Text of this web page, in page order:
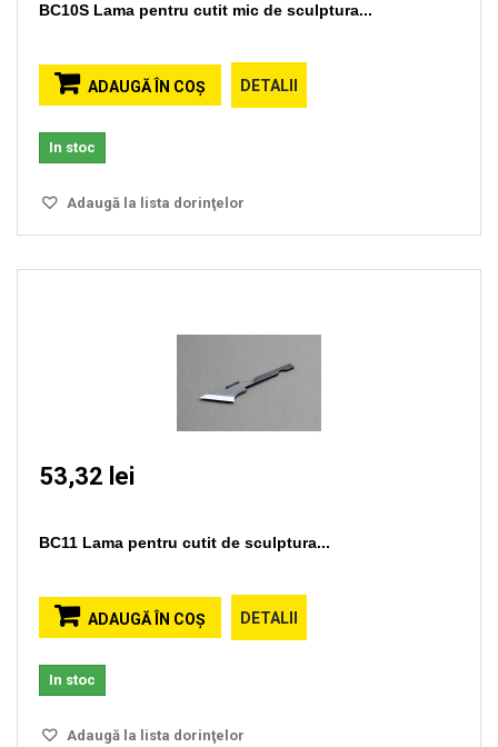
BC10S Lama pentru cutit mic de sculptura...
ADAUGĂ ÎN COŞ DETALII
In stoc
Adaugă la lista dorinţelor
53,32 lei
BC11 Lama pentru cutit de sculptura...
ADAUGĂ ÎN COŞ DETALII
In stoc
Adaugă la lista dorinţelor